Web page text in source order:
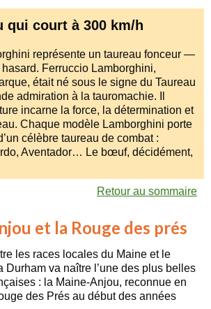
qui court à 300 km/h
représente un taureau fonceur —
hasard. Ferruccio Lamborghini,
était né sous le signe du Taureau
admiration à la tauromachie. Il
incarne la force, la détermination et
Chaque modèle Lamborghini porte
célèbre taureau de combat :
Aventador… Le bœuf, décidément,
Retour au sommaire
et la Rouge des prés
les races locales du Maine et le
Durham va naître l’une des plus belles
: la Maine-Anjou, reconnue en
des Prés au début des années